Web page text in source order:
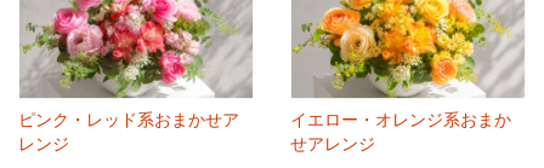
ピンク・レッド系おまかせア
レンジ
イエロー・オレンジ系おまか
せアレンジ